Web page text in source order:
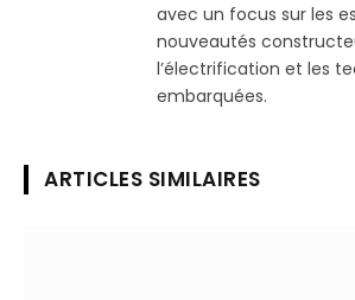
avec un focus sur les
nouveautés
l’électrification et les
embarquées.
ARTICLES SIMILAIRES